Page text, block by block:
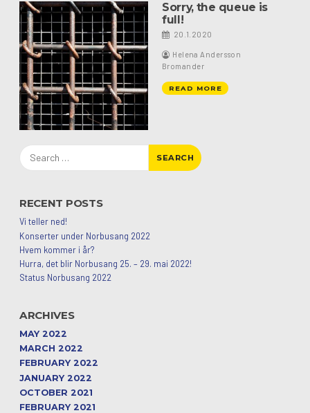
Sorry, the queue is
full!
20.1.2020
Helena Andersson
Bromander
READ MORE
Search
for:
RECENT POSTS
Vi teller ned!
Konserter under Norbusang 2022
Hvem kommer i år?
Hurra, det blir Norbusang 25. – 29. mai 2022!
Status Norbusang 2022
ARCHIVES
MAY 2022
MARCH 2022
FEBRUARY 2022
JANUARY 2022
OCTOBER 2021
FEBRUARY 2021